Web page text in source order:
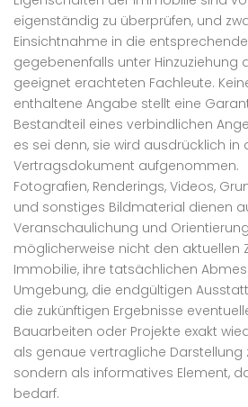
eigenständig zu überprüfen, und
Einsichtnahme in die
gegebenenfalls unter Hinzuziehung
geeignet erachteten Fachleute.
enthaltene Angabe stellt eine
Bestandteil eines verbindlichen
es sei denn, sie wird ausdrücklich
Vertragsdokument aufgenommen.
Fotografien, Renderings, Videos,
und sonstiges Bildmaterial dienen
Veranschaulichung und
möglicherweise nicht den aktuellen
Immobilie, ihre tatsächlichen
Umgebung, die endgültigen
die zukünftigen Ergebnisse
Bauarbeiten oder Projekte exakt
als genaue vertragliche Darstellung
sondern als informatives Element,
bedarf.